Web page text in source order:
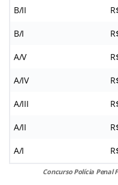
B/II
B/I
A/V
A/IV
A/III
A/II
A/I
Concurso Polícia Penal